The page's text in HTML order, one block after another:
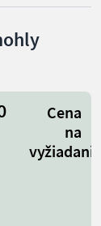
Cena
na